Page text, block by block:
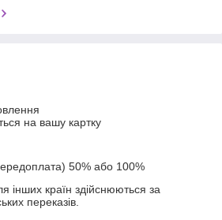
на вашу картку
50% або 100%
інших країн здійснюються за
переказів.